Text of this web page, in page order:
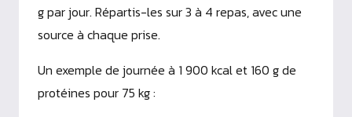
g par jour. Répartis-les sur 3 à 4 repas, avec une
source à chaque prise.
Un exemple de journée à 1 900 kcal et 160 g de
protéines pour 75 kg :